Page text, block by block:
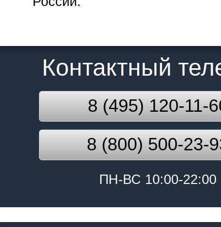
Контактный
8 (495) 120-11-
8 (800) 500-23-
ПН-ВС 10:00-22:00